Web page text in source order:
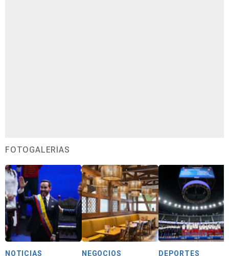
FOTOGALERÍAS
NOTICIAS NEGOCIOS DEPORTES